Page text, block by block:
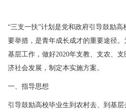
“三支一扶”计划是党和政府引导鼓励
要举措，是青年成长成才的重要途径
基层工作，做好2020年支教、支农、
济社会发展，制定本实施方案。
一、指导思想
引导鼓励高校毕业生到农村去、到基